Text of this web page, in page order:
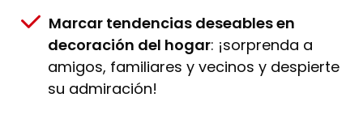
Marcar tendencias deseables en
decoración del hogar: ¡sorprenda a
amigos, familiares y vecinos y despierte
su admiración!